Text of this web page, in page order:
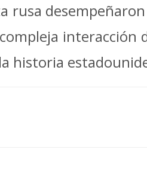
rusa
interacción
historia